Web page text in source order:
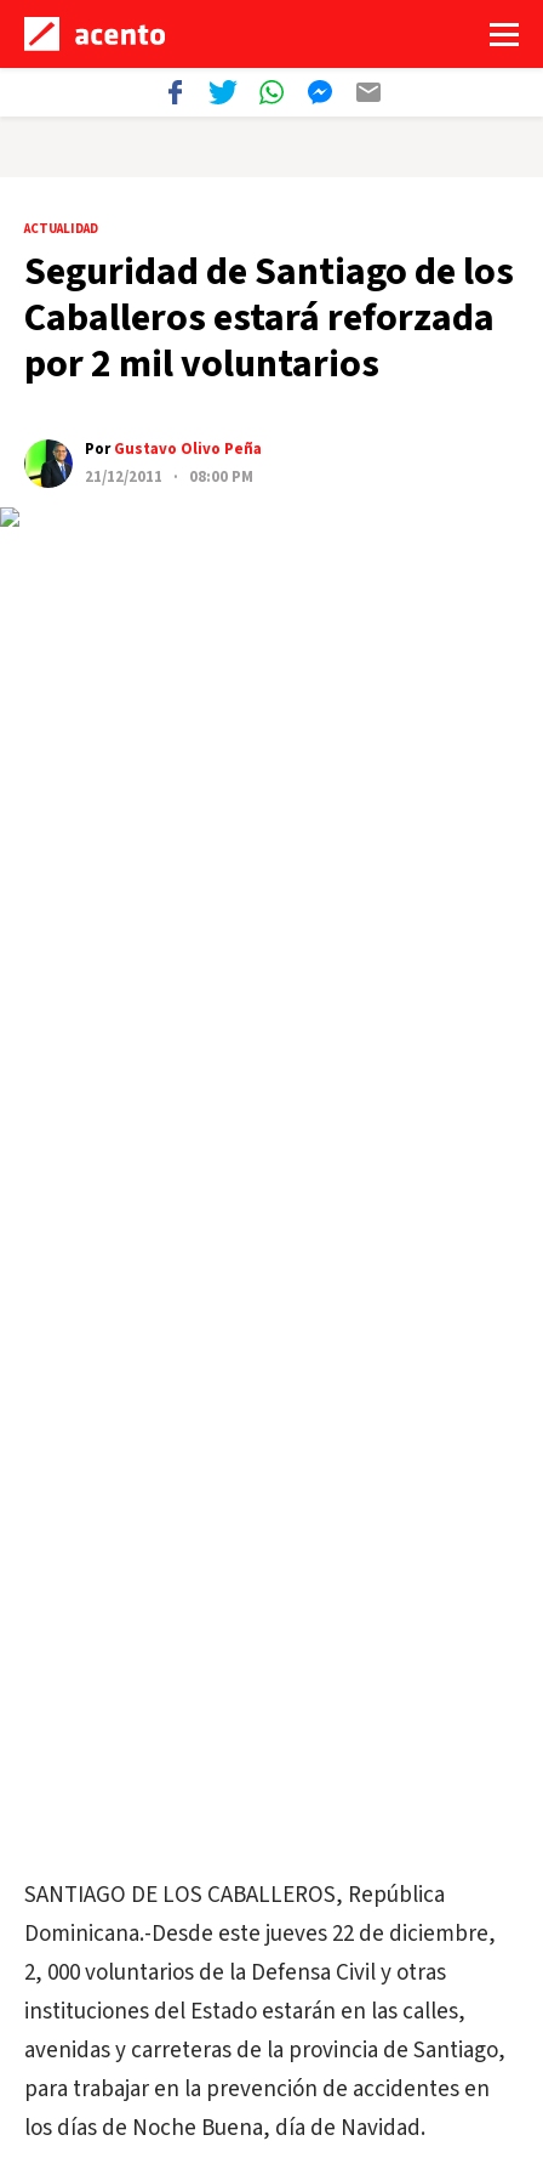
ACTUALIDAD
Seguridad de Santiago de los
Caballeros estará reforzada
por 2 mil voluntarios
PorGustavo Olivo Peña
21/12/2011 · 08:00 PM
SANTIAGO DE LOS CABALLEROS, República
Dominicana.-Desde este jueves 22 de diciembre,
2, 000 voluntarios de la Defensa Civil y otras
instituciones del Estado estarán en las calles,
avenidas y carreteras de la provincia de Santiago,
para trabajar en la prevención de accidentes en
los días de Noche Buena, día de Navidad.